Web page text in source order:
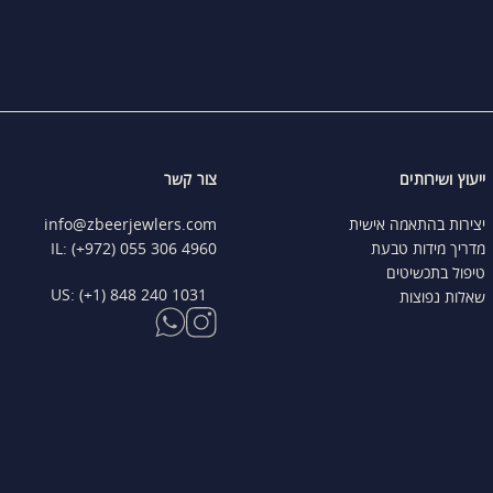
ייעוץ ושירותים
יצירות בהתאמה אישית
מדריך מידות טבעת
טיפול בתכשיטים
שאלות נפוצות
צור קשר
info@zbeerjewlers.com
IL: (+972) 055 306 4960
US: (+1) 848 240 1031